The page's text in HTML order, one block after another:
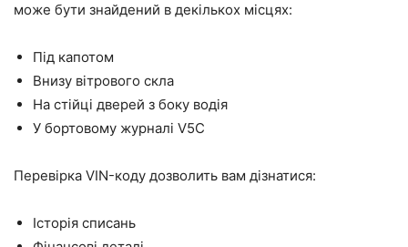
може бути знайдений в декількох місцях:
Під капотом
Внизу вітрового скла
На стійці дверей з боку водія
У бортовому журналі V5C
Перевірка VIN-коду дозволить вам дізнатися:
Історія списань